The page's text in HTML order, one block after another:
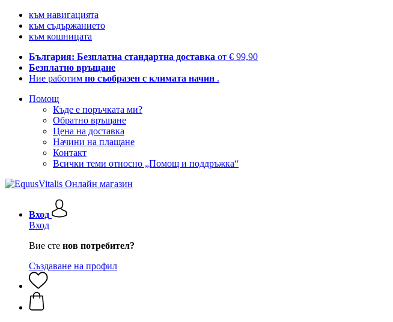
към навигацията
към съдържанието
към кошницата
България: Безплатна стандартна доставка от € 99,90
Безплатно връщане
Ние работим по съобразен с климата начин .
Помощ
Къде е поръчката ми?
Обратно връщане
Цена на доставка
Начини на плащане
Контакт
Всички теми относно „Помощ и поддръжка“
Вход
Вход
Вие сте нов потребител?
Създаване на профил